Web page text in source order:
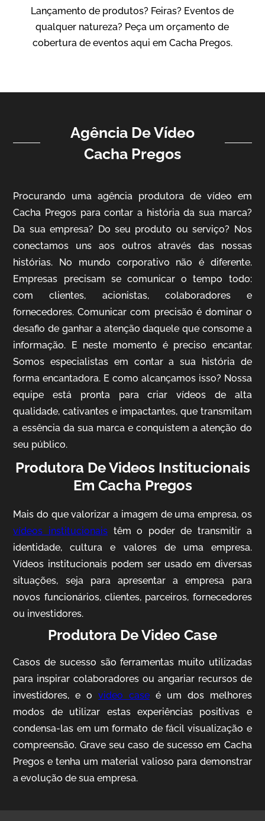
IBCC
Vídeo Institucional
Vídeo Institucional
IQVIA
Cobertura de Eventos
Mosaic
Lançamento de produtos? Feiras? Eventos de
qualquer natureza? Peça um orçamento de
cobertura de eventos aqui em Cacha Pregos.
Agência De Vídeo
Cacha Pregos
Procurando uma agência produtora de vídeo em
Cacha Pregos para contar a história da sua marca?
Da sua empresa? Do seu produto ou serviço? Nos
conectamos uns aos outros através das nossas
histórias. No mundo corporativo não é diferente.
Empresas precisam se comunicar o tempo todo:
com clientes, acionistas, colaboradores e
fornecedores. Comunicar com precisão é dominar o
desafio de ganhar a atenção daquele que consome a
informação. E neste momento é preciso encantar.
Somos especialistas em contar a sua história de
forma encantadora. E como alcançamos isso? Nossa
equipe está pronta para criar vídeos de alta
qualidade, cativantes e impactantes, que transmitam
a essência da sua marca e conquistem a atenção do
seu público.
Produtora De Videos Institucionais
Em Cacha Pregos
Mais do que valorizar a imagem de uma empresa, os
vídeos institucionais têm o poder de transmitir a
identidade, cultura e valores de uma empresa.
Vídeos institucionais podem ser usado em diversas
situações, seja para apresentar a empresa para
novos funcionários, clientes, parceiros, fornecedores
ou investidores.
Produtora De Video Case
Casos de sucesso são ferramentas muito utilizadas
para inspirar colaboradores ou angariar recursos de
investidores, e ovideo case é um dos melhores
modos de utilizar estas experiências positivas e
condensa-las em um formato de fácil visualização e
compreensão. Grave seu caso de sucesso em Cacha
Pregos e tenha um material valioso para demonstrar
a evolução de sua empresa.